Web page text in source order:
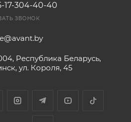
17-304-40-40
ЗВОНОК
Республика Беларусь,
ул. Короля, 45